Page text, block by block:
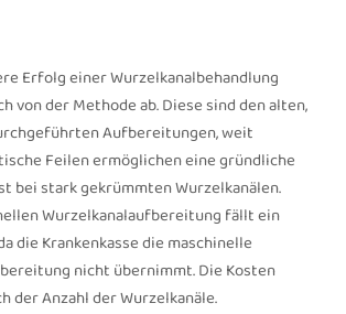
Erfolg einer Wurzelkanalbehandlung
von der Methode ab. Diese sind den alten,
Aufbereitungen, weit
Feilen ermöglichen eine gründliche
bei stark gekrümmten Wurzelkanälen.
Wurzelkanalaufbereitung fällt ein
die Krankenkasse die maschinelle
nicht übernimmt. Die Kosten
der Anzahl der Wurzelkanäle.